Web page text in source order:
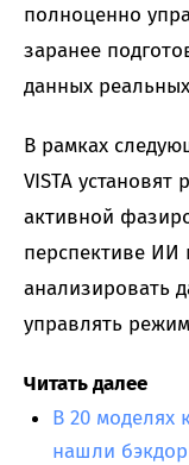
полноценно
заранее
данных
В рамках
VISTA установят
активной
перспективе ИИ
анализировать
управлять
Читать далее
В 20 моделях
нашли бэкдор